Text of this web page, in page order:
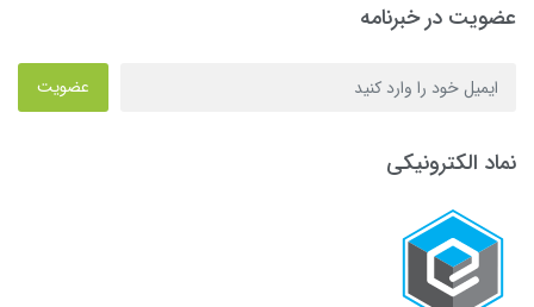
عضویت در خبرنامه
عضویت
نماد الکترونیکی